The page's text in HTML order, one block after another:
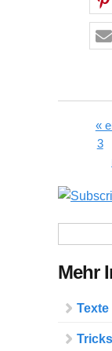
Seiten
«
3
Mehr
Texte